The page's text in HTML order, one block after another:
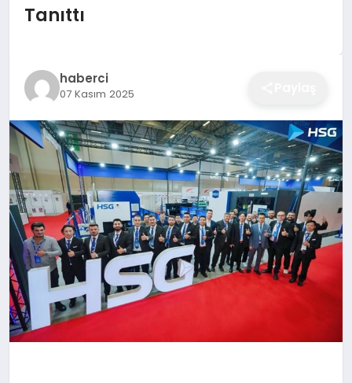
EKONOMI
SAĞLIK
SPOR
YAŞAM
DIĞER
Tanıttı
haberci
07 Kasım 2025